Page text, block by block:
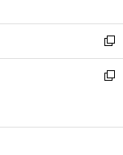
開
く
ウ
で
開
く
ン
ド
ウ
で
ウ
ィ
ン
ド
開
新
し
い
ン
新
ウ